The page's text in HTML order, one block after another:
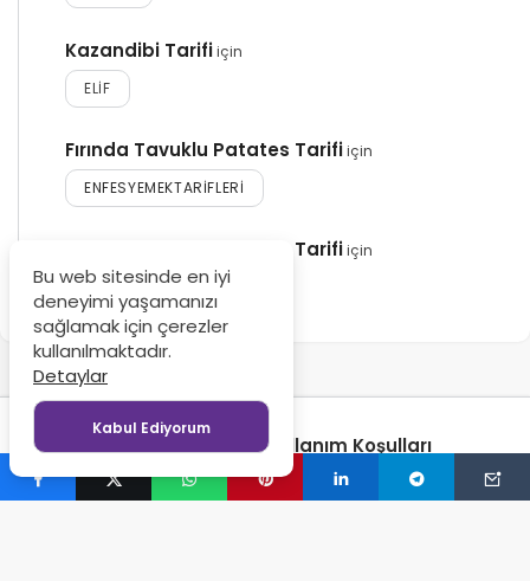
Kazandibi Tarifiiçin
ELIF
Fırında Tavuklu Patates Tarifiiçin
ENFESYEMEKTARIFLERI
Fırında Tavuklu Patates Tarifiiçin
MAHMUT
Gizlilik Politikası
Kullanım Koşulları
© Copyright 2024-2026, Tüm Hakları Saklıdır - Enfes
Bu web sitesinde en iyi
deneyimi yaşamanızı
sağlamak için çerezler
kullanılmaktadır.
Detaylar
Kabul Ediyorum